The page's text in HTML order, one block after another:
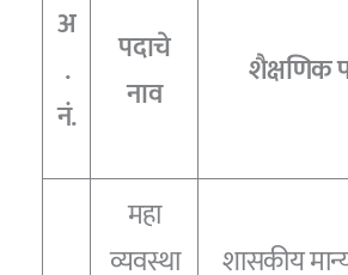
अ
.
नं.
पदाचे
नाव
शैक्षणिक
महा
व्यवस्था
शासकीय